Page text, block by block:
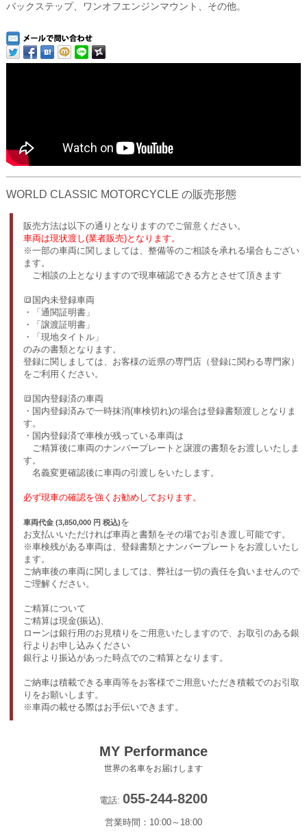
バックステップ、ワンオフエンジンマウント、その他。
WORLD CLASSIC MOTORCYCLE の販売形態
販売方法は以下の通りとなりますのでご留意ください。
車両は現状渡し(業者販売)となります。
※一部の車両に関しましては、整備等のご相談を承れる場合もござい
ます。
ご相談の上となりますので現車確認できる方とさせて頂きます
🔳国内未登録車両
・「通関証明書」
・「譲渡証明書」
・「現地タイトル」
のみの書類となります。
登録に関しましては、お客様の近県の専門店（登録に関わる専門家）
をご利用ください。
🔳国内登録済の車両
・国内登録済みで一時抹消(車検切れ)の場合は登録書類渡しとなりま
す。
・国内登録済で車検が残っている車両は
ご精算後に車両のナンバープレートと譲渡の書類をお渡しいたしま
す。
名義変更確認後に車両の引渡しをいたします。
必ず現車の確認を強くお勧めしております。
車両代金 (3,850,000 円 税込)を
お支払いいただければ車両と書類をその場でお引き渡し可能です。
※車検残がある車両は、登録書類とナンバープレートをお渡しいたし
ます。
ご納車後の車両に関しましては、弊社は一切の責任を負いませんので
ご理解ください。
ご精算について
ご精算は現金(振込)、
ローンは銀行用のお見積りをご用意いたしますので、お取引のある銀
行よりお申し込みください
銀行より振込があった時点でのご精算となります。
ご納車は積載できる車両等をお客様でご用意いただき積載でのお引取
りをお願いします。
※車両の載せる際はお手伝いできます。
MY Performance
世界の名車をお届けします
電話: 055-244-8200
営業時間：10:00～18:00